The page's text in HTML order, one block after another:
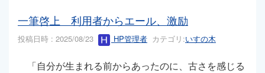
一筆啓上 利用者からエール、激励
投稿日時 : 2025/08/23 HP管理者 カテゴリ:いすの木
「自分が生まれる前からあったのに、古さを感じる